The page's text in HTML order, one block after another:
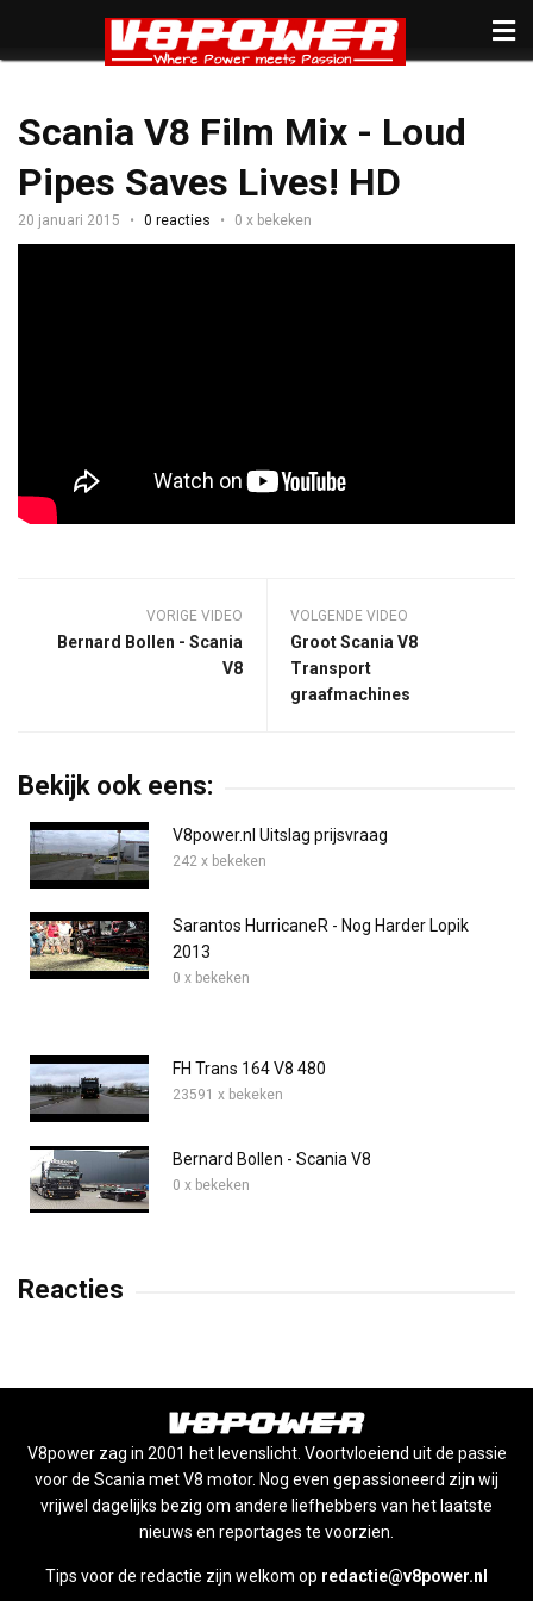
Scania V8 Film Mix - Loud
Pipes Saves Lives! HD
20 januari 2015 0 reacties 0 x bekeken
VORIGE VIDEO
Bernard Bollen - Scania
V8
VOLGENDE VIDEO
Groot Scania V8
Transport
graafmachines
Bekijk ook eens:
V8power.nl Uitslag prijsvraag
242 x bekeken
Sarantos HurricaneR - Nog Harder Lopik
2013
0 x bekeken
FH Trans 164 V8 480
23591 x bekeken
Bernard Bollen - Scania V8
0 x bekeken
Reacties
V8power zag in 2001 het levenslicht. Voortvloeiend uit de passie
voor de Scania met V8 motor. Nog even gepassioneerd zijn wij
vrijwel dagelijks bezig om andere liefhebbers van het laatste
nieuws en reportages te voorzien.
Tips voor de redactie zijn welkom op redactie@v8power.nl